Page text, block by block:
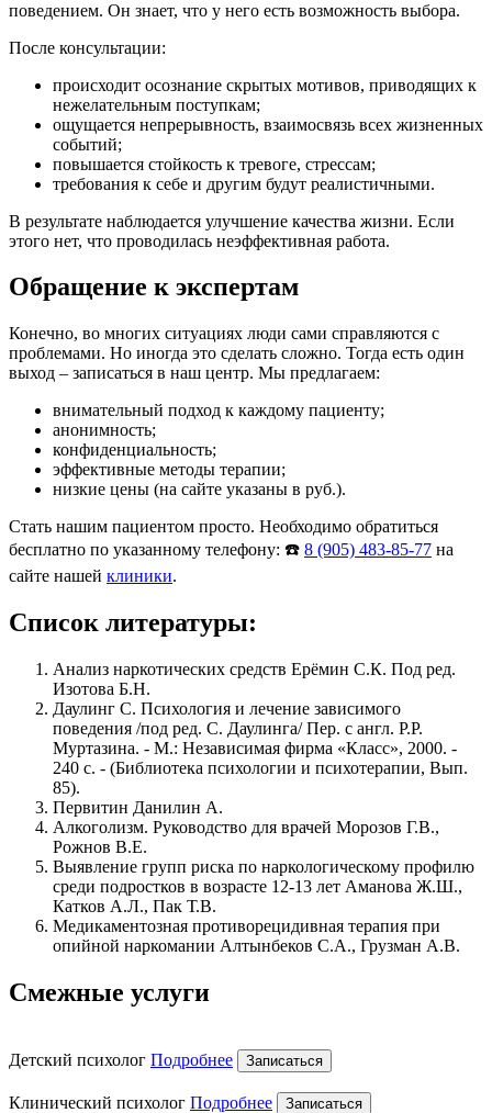
поведением. Он знает, что у него есть возможность выбора.
После консультации:
происходит осознание скрытых мотивов, приводящих к
нежелательным поступкам;
ощущается непрерывность, взаимосвязь всех жизненных
событий;
повышается стойкость к тревоге, стрессам;
требования к себе и другим будут реалистичными.
В результате наблюдается улучшение качества жизни. Если
этого нет, что проводилась неэффективная работа.
Обращение к экспертам
Конечно, во многих ситуациях люди сами справляются с
проблемами. Но иногда это сделать сложно. Тогда есть один
выход – записаться в наш центр. Мы предлагаем:
внимательный подход к каждому пациенту;
анонимность;
конфиденциальность;
эффективные методы терапии;
низкие цены (на сайте указаны в руб.).
Стать нашим пациентом просто. Необходимо обратиться
бесплатно по указанному телефону: ☎️ 8 (905) 483-85-77 на
сайте нашей клиники.
Список литературы:
Анализ наркотических средств Ерёмин С.К. Под ред.
Изотова Б.Н.
Даулинг С. Психология и лечение зависимого
поведения /под ред. С. Даулинга/ Пер. с англ. Р.Р.
Муртазина. - М.: Независимая фирма «Класс», 2000. -
240 с. - (Библиотека психологии и психотерапии, Вып.
85).
Первитин Данилин А.
Алкоголизм. Руководство для врачей Морозов Г.В.,
Рожнов В.Е.
Выявление групп риска по наркологическому профилю
среди подростков в возрасте 12-13 лет Аманова Ж.Ш.,
Катков А.Л., Пак Т.В.
Медикаментозная противорецидивная терапия при
опийной наркомании Алтынбеков С.А., Грузман А.В.
Смежные услуги
Детский психолог Подробнее Записаться
Клинический психолог Подробнее Записаться